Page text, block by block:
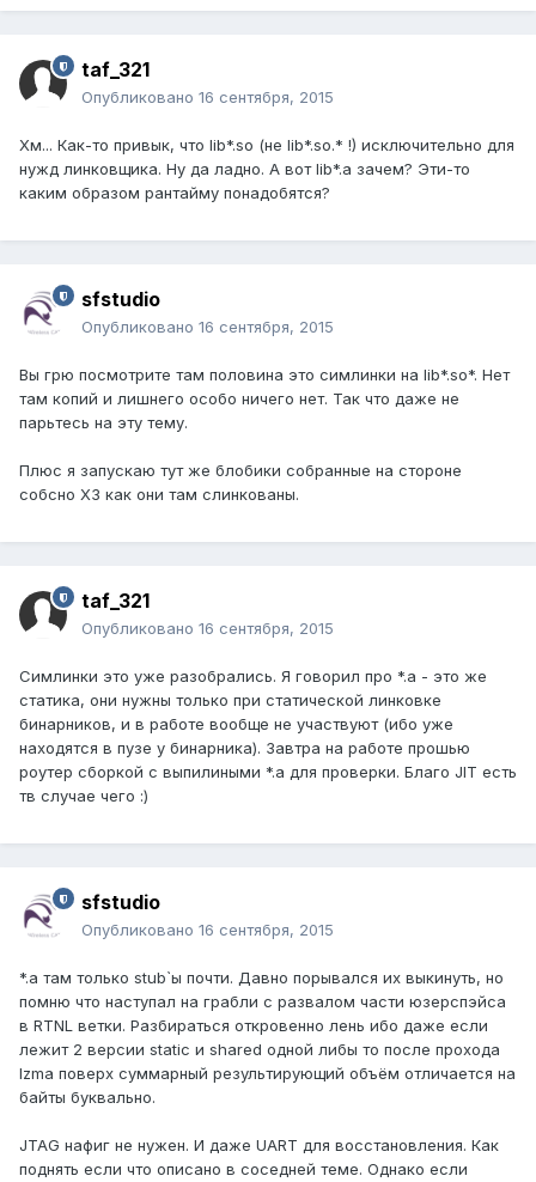
taf_321
Опубликовано 16 сентября, 2015
Хм... Как-то привык, что lib*.so (не lib*.so.* !) исключительно для
нужд линковщика. Ну да ладно. А вот lib*.a зачем? Эти-то
каким образом рантайму понадобятся?
sfstudio
Опубликовано 16 сентября, 2015
Вы грю посмотрите там половина это симлинки на lib*.so*. Нет
там копий и лишнего особо ничего нет. Так что даже не
парьтесь на эту тему.
Плюс я запускаю тут же блобики собранные на стороне
собсно ХЗ как они там слинкованы.
taf_321
Опубликовано 16 сентября, 2015
Симлинки это уже разобрались. Я говорил про *.a - это же
статика, они нужны только при статической линковке
бинарников, и в работе вообще не участвуют (ибо уже
находятся в пузе у бинарника). Завтра на работе прошью
роутер сборкой с выпилиными *.a для проверки. Благо JIT есть
тв случае чего :)
sfstudio
Опубликовано 16 сентября, 2015
*.a там только stub`ы почти. Давно порывался их выкинуть, но
помню что наступал на грабли с развалом части юзерспэйса
в RTNL ветки. Разбираться откровенно лень ибо даже если
лежит 2 версии static и shared одной либы то после прохода
lzma поверх суммарный результирующий объём отличается на
байты буквально.
JTAG нафиг не нужен. И даже UART для восстановления. Как
поднять если что описано в соседней теме. Однако если